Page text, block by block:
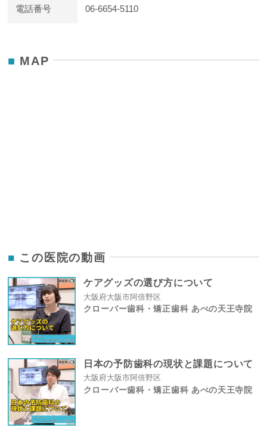
電話番号 06-6654-5110
MAP
この医院の動画
ケアグッズの選び方について
大阪府大阪市阿倍野区
クローバー歯科・矯正歯科 あべの天王寺院
日本の予防歯科の現状と課題について
大阪府大阪市阿倍野区
クローバー歯科・矯正歯科 あべの天王寺院